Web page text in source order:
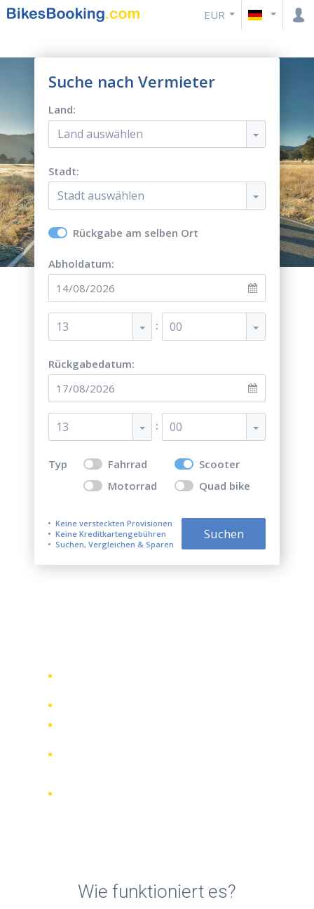
EUR
Suche nach Vermieter
Land:
Land auswählen
Stadt:
Stadt auswählen
Rückgabe am selben Ort
Abholdatum:
13 : 00
Rückgabedatum:
13 : 00
Typ Fahrrad
Scooter
Motorrad
Quad bike
Keine versteckten Provisionen
Keine Kreditkartengebühren
Suchen, Vergleichen & Sparen
Suchen
Wie funktioniert es?